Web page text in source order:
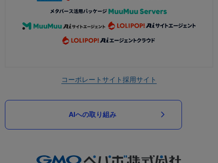
コーポレートサイト採用サイト
AIへの取り組み